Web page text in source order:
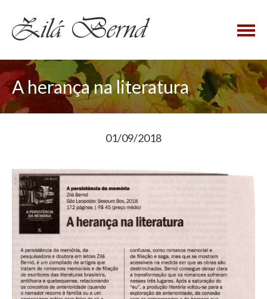
×
A herança na literatura
01/09/2018